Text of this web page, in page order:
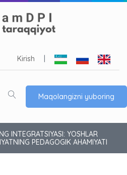
Kirish
Maqolangizni yuboring
INTEGRATSIYASI: YOSHLAR
PEDAGOGIK AHAMIYATI